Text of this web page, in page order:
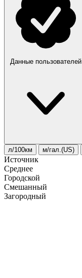
Данные пользователей
л/100км м/гал.(US)
Источник
Среднее
Городской
Смешанный
Загородный